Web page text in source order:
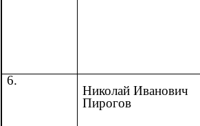
6.
Николай Иванович
Пирогов